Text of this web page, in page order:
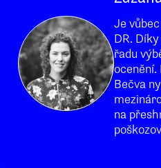
Je
DR.
řadu
ocenění.
Bečva
na